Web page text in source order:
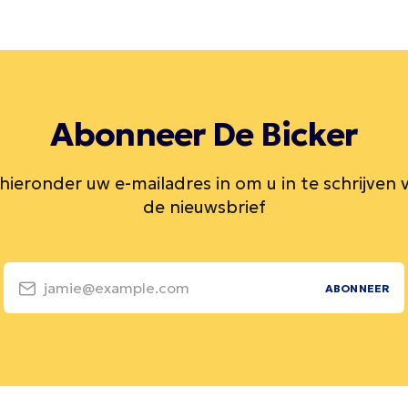
Abonneer De Bicker
uw e-mailadres in om u in te schrijven
de nieuwsbrief
jamie@example.com ABONNEER